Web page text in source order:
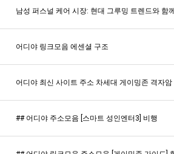
남성 퍼스널 케어 시장: 현대 그루밍 트렌드와 함
어디야 링크모음 에센셜 구조
어디야 최신 사이트 주소 차세대 게이밍존 격자암
## 어디야 주소모음 [스마트 성인엔터3] 비행